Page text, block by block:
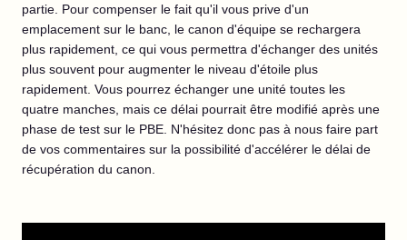
partie. Pour compenser le fait qu'il vous prive d'un
emplacement sur le banc, le canon d'équipe se rechargera
plus rapidement, ce qui vous permettra d'échanger des unités
plus souvent pour augmenter le niveau d'étoile plus
rapidement. Vous pourrez échanger une unité toutes les
quatre manches, mais ce délai pourrait être modifié après une
phase de test sur le PBE. N'hésitez donc pas à nous faire part
de vos commentaires sur la possibilité d'accélérer le délai de
récupération du canon.